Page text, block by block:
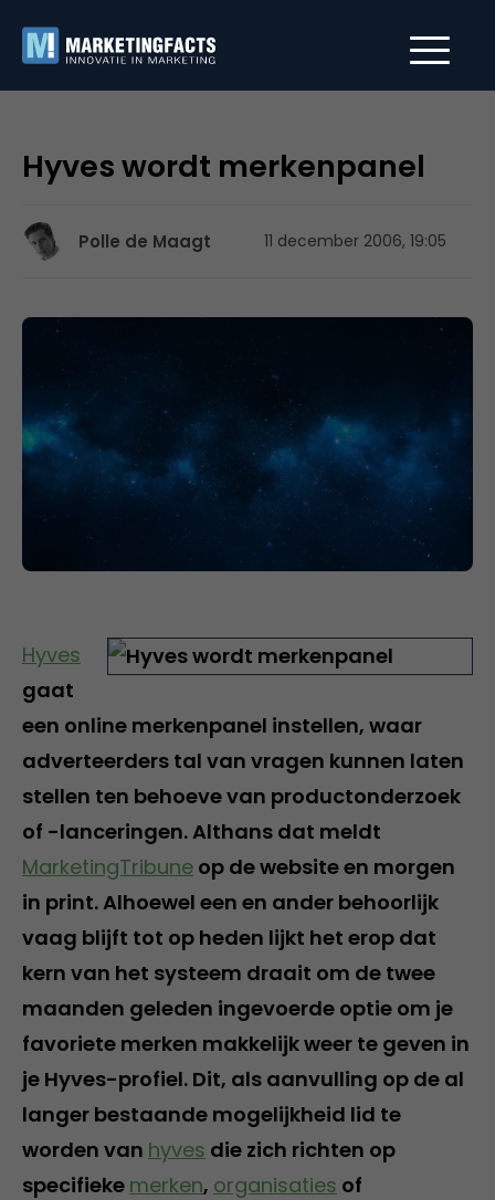
Hyves wordt merkenpanel
Polle de Maagt 11 december 2006, 19:05
Hyves
gaat
een online merkenpanel instellen, waar
adverteerders tal van vragen kunnen laten
stellen ten behoeve van productonderzoek
of -lanceringen. Althans dat meldt
MarketingTribune op de website en morgen
in print. Alhoewel een en ander behoorlijk
vaag blijft tot op heden lijkt het erop dat
kern van het systeem draait om de twee
maanden geleden ingevoerde optie om je
favoriete merken makkelijk weer te geven in
je Hyves-profiel. Dit, als aanvulling op de al
langer bestaande mogelijkheid lid te
worden van hyves die zich richten op
specifieke merken, organisaties of